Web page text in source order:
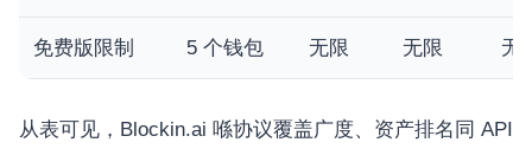
免费版限制 5 个钱包 无限 无限 无
从表可见，Blockin.ai 喺协议覆盖广度、资产排名同 API